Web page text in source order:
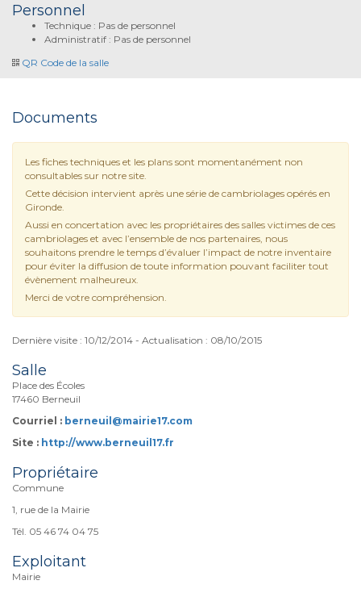
Personnel
Technique : Pas de personnel
Administratif : Pas de personnel
QR Code de la salle
Documents
Les fiches techniques et les plans sont momentanément non
consultables sur notre site.
Cette décision intervient après une série de cambriolages opérés en
Gironde.
Aussi en concertation avec les propriétaires des salles victimes de ces
cambriolages et avec l’ensemble de nos partenaires, nous
souhaitons prendre le temps d’évaluer l’impact de notre inventaire
pour éviter la diffusion de toute information pouvant faciliter tout
évènement malheureux.
Merci de votre compréhension.
Dernière visite : 10/12/2014 - Actualisation : 08/10/2015
Salle
Place des Écoles
17460 Berneuil
Courriel : berneuil@mairie17.com
Site : http://www.berneuil17.fr
Propriétaire
Commune
1, rue de la Mairie
Tél. 05 46 74 04 75
Exploitant
Mairie